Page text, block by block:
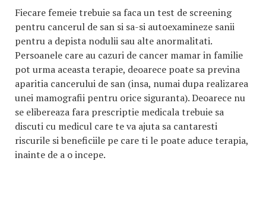
Fiecare femeie trebuie sa faca un test de screening
pentru cancerul de san si sa-si autoexamineze sanii
pentru a depista nodulii sau alte anormalitati.
Persoanele care au cazuri de cancer mamar in familie
pot urma aceasta terapie, deoarece poate sa previna
aparitia cancerului de san (insa, numai dupa realizarea
unei mamografii pentru orice siguranta). Deoarece nu
se elibereaza fara prescriptie medicala trebuie sa
discuti cu medicul care te va ajuta sa cantaresti
riscurile si beneficiile pe care ti le poate aduce terapia,
inainte de a o incepe.